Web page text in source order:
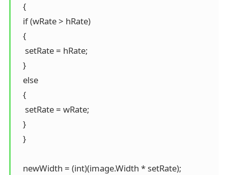
   {
   if (wRate > hRate)
   {
    setRate = hRate;
   }
   else
   {
    setRate = wRate;
   }
   }
   newWidth = (int)(image.Width * setRate);